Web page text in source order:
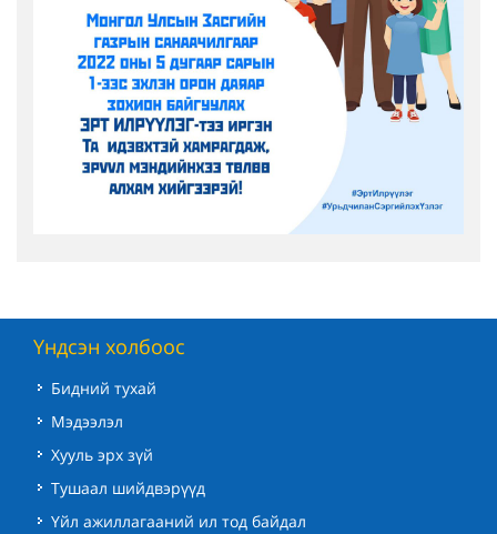
Үндсэн холбоос
Бидний тухай
Мэдээлэл
Хууль эрх зүй
Тушаал шийдвэрүүд
Үйл ажиллагааний ил тод байдал